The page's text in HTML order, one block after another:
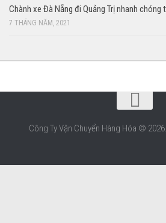
Chành xe Đà Nẵng đi Quảng Trị nhanh chóng
7 THÁNG NĂM, 2021
Công Ty Vận Chuyển Hàng Hóa ©